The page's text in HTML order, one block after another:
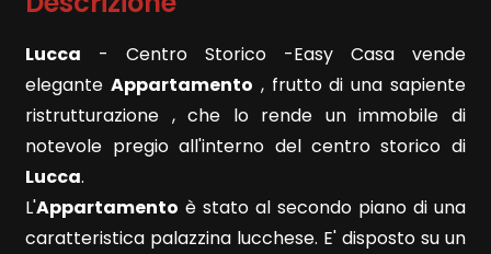
Lucca - Centro Storico -Easy Casa vende
elegante Appartamento , frutto di una sapiente
ristrutturazione , che lo rende un immobile di
notevole pregio all'interno del centro storico di
Lucca.
L'Appartamento è stato al secondo piano di una
caratteristica palazzina lucchese. E' disposto su un
Totale
mq